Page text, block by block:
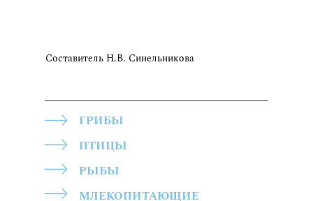
Составитель Н.В. Синельникова
ГРИБЫ
ПТИЦЫ
РЫБЫ
МЛЕКОПИТАЮЩИЕ